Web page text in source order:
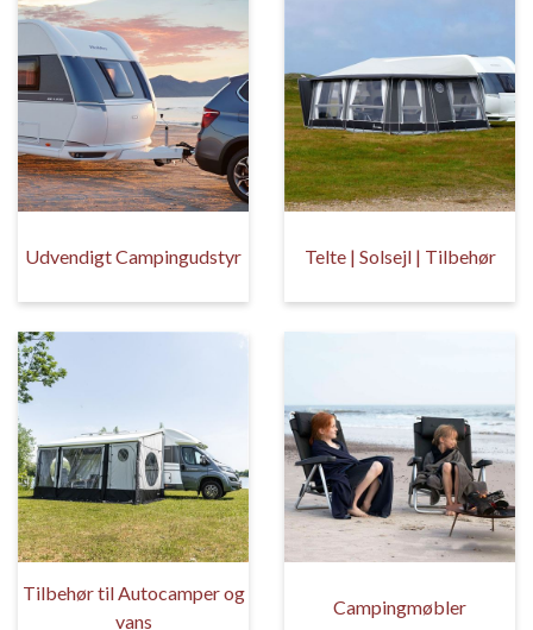
Udvendigt Campingudstyr Telte | Solsejl | Tilbehør
Tilbehør til Autocamper og
vans
Campingmøbler